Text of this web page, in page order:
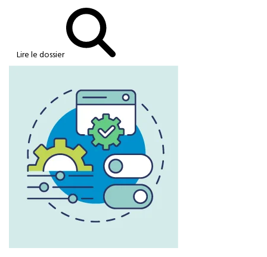
Lire le dossier